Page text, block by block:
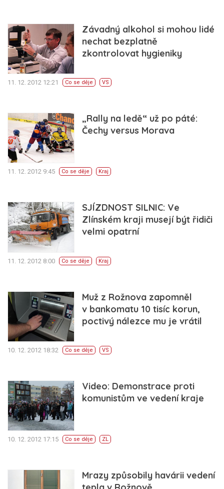
Závadný alkohol si mohou lidé
nechat bezplatně
zkontrolovat hygieniky
11. 12. 2012 12:21 Co se děje VS
„Rally na ledě“ už po páté:
Čechy versus Morava
11. 12. 2012 9:45 Co se děje Kraj
SJÍZDNOST SILNIC: Ve
Zlínském kraji musejí být řidiči
velmi opatrní
11. 12. 2012 8:00 Co se děje Kraj
Muž z Rožnova zapomněl
v bankomatu 10 tisíc korun,
poctivý nálezce mu je vrátil
10. 12. 2012 18:32 Co se děje VS
Video: Demonstrace proti
komunistům ve vedení kraje
10. 12. 2012 17:15 Co se děje ZL
Mrazy způsobily havárii vedení